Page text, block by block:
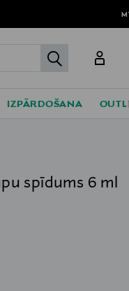
IZPĀRDOŠANA
spīdums 6 ml